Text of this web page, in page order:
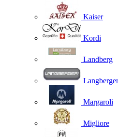
Kaiser
Kordi
Landberg
Langberger
Margaroli
Migliore